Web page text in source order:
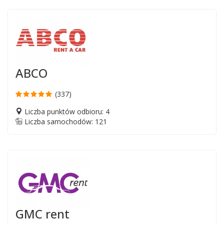
ABCO
(337)
Liczba punktów odbioru: 4
Liczba samochodów: 121
GMC rent